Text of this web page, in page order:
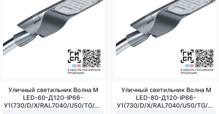
Уличный светильник Волна M
LED-60-Д120-IP66-
У1(730/D/X/RAL7040/U50/TG/PR
Уличный светильник Волна M
LED-80-Д120-IP66-
У1(730/D/X/RAL7040/U50/TG/PR